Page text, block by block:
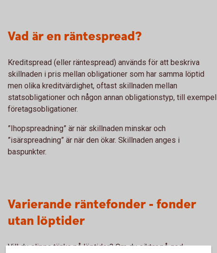
Vad är en räntespread?
Kreditspread (eller räntespread) används för att beskriva
skillnaden i pris mellan obligationer som har samma löptid
men olika kreditvärdighet, oftast skillnaden mellan
statsobligationer och någon annan obligationstyp, till exempel
företagsobligationer.
”Ihopspreadning” är när skillnaden minskar och
”isärspreadning” är när den ökar. Skillnaden anges i
baspunkter.
Varierande räntefonder - fonder
utan löptider
Vill du slippa tänka på löptider? Om du siktar på god